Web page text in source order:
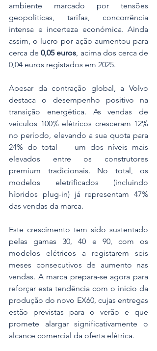
ambiente marcado por tensões
geopolíticas, tarifas, concorrência
intensa e incerteza económica. Ainda
assim, o lucro por ação aumentou para
cerca de 0,05 euros, acima dos cerca de
0,04 euros registados em 2025.
Apesar da contração global, a Volvo
destaca o desempenho positivo na
transição energética. As vendas de
veículos 100% elétricos cresceram 12%
no período, elevando a sua quota para
24% do total — um dos níveis mais
elevados entre os construtores
premium tradicionais. No total, os
modelos eletrificados (incluindo
híbridos plug-in) já representam 47%
das vendas da marca.
Este crescimento tem sido sustentado
pelas gamas 30, 40 e 90, com os
modelos elétricos a registarem seis
meses consecutivos de aumento nas
vendas. A marca prepara-se agora para
reforçar esta tendência com o início da
produção do novo EX60, cujas entregas
estão previstas para o verão e que
promete alargar significativamente o
alcance comercial da oferta elétrica.